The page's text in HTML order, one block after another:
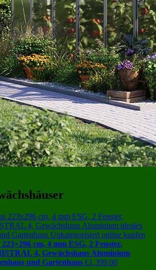
cm, 4 mm ESG, 2 Fenster,
4, Gewächshaus Aluminium
und Gartenhaus €1,399.00